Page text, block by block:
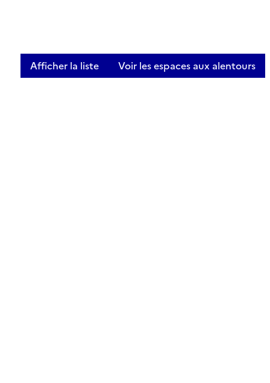
Afficher la liste Voir les espaces aux alentours